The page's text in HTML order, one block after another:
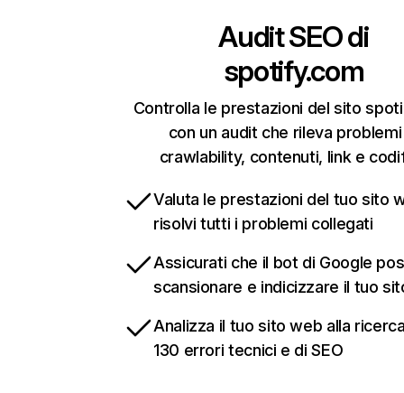
Audit SEO di
spotify.com
Controlla le prestazioni del sito
con un audit che rileva
crawlability, contenuti, link e
Valuta le prestazioni del tuo sito
risolvi tutti i problemi collegati
Assicurati che il bot di Google
scansionare e indicizzare il tuo
Analizza il tuo sito web alla
130 errori tecnici e di SEO